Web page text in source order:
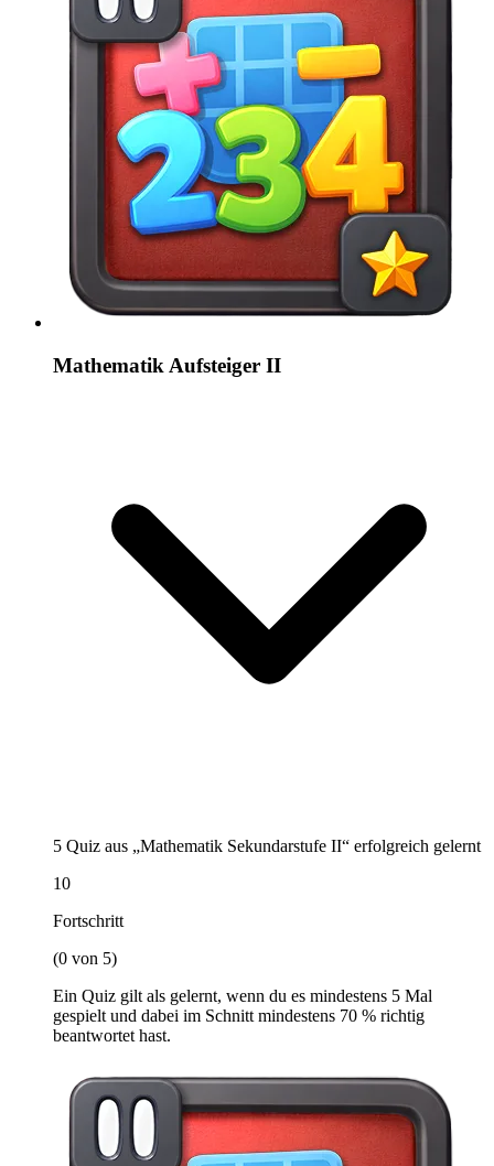
Mathematik Aufsteiger II
5 Quiz aus „Mathematik Sekundarstufe II“ erfolgreich gelernt
10
Fortschritt
(0 von 5)
Ein Quiz gilt als gelernt, wenn du es mindestens 5 Mal
gespielt und dabei im Schnitt mindestens 70 % richtig
beantwortet hast.